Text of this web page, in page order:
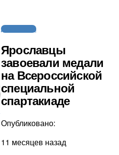
Другие виды
Ярославцы
завоевали медали
на Всероссийской
специальной
спартакиаде
Опубликовано:
11 месяцев назад